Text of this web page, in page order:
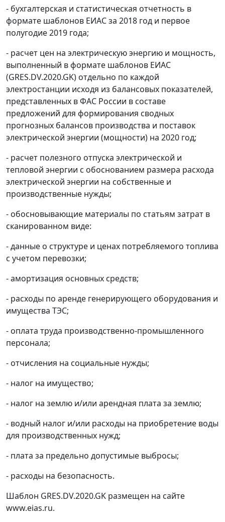
- бухгалтерская и статистическая отчетность в
формате шаблонов ЕИАС за 2018 год и первое
полугодие 2019 года;
- расчет цен на электрическую энергию и мощность,
выполненный в формате шаблонов ЕИАС
(GRES.DV.2020.GK) отдельно по каждой
электростанции исходя из балансовых показателей,
представленных в ФАС России в составе
предложений для формирования сводных
прогнозных балансов производства и поставок
электрической энергии (мощности) на 2020 год;
- расчет полезного отпуска электрической и
тепловой энергии с обоснованием размера расхода
электрической энергии на собственные и
производственные нужды;
- обосновывающие материалы по статьям затрат в
сканированном виде:
- данные о структуре и ценах потребляемого топлива
с учетом перевозки;
- амортизация основных средств;
- расходы по аренде генерирующего оборудования и
имущества ТЭС;
- оплата труда производственно-промышленного
персонала;
- отчисления на социальные нужды;
- налог на имущество;
- налог на землю и/или арендная плата за землю;
- водный налог и/или расходы на приобретение воды
для производственных нужд;
- плата за предельно допустимые выбросы;
- расходы на безопасность.
Шаблон GRES.DV.2020.GK размещен на сайте
www.eias.ru.